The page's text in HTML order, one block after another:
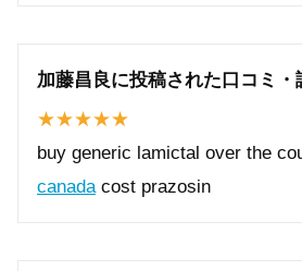
加藤昌良に投稿された口コミ・
buy generic lamictal over the
canadacost prazosin